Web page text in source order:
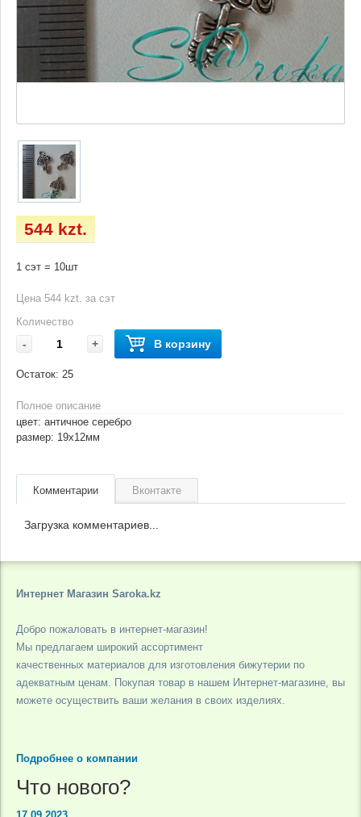
544 kzt.
1 сэт = 10шт
Цена 544 kzt. за сэт
Количество
- + В корзину
Остаток: 25
Полное описание
цвет: античное серебро
размер: 19х12мм
Комментарии Вконтакте
Загрузка комментариев...
Интернет Магазин Saroka.kz
Добро пожаловать в интернет-магазин!
Мы предлагаем широкий ассортимент
качественных материалов для изготовления бижутерии по
адекватным ценам. Покупая товар в нашем Интернет-магазине, вы
можете осуществить ваши желания в своих изделиях.
Подробнее о компании
Что нового?